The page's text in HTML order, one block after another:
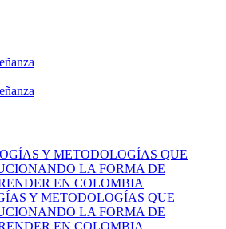
Y METODOLOGÍAS QUE
LA FORMA DE
EN COLOMBIA